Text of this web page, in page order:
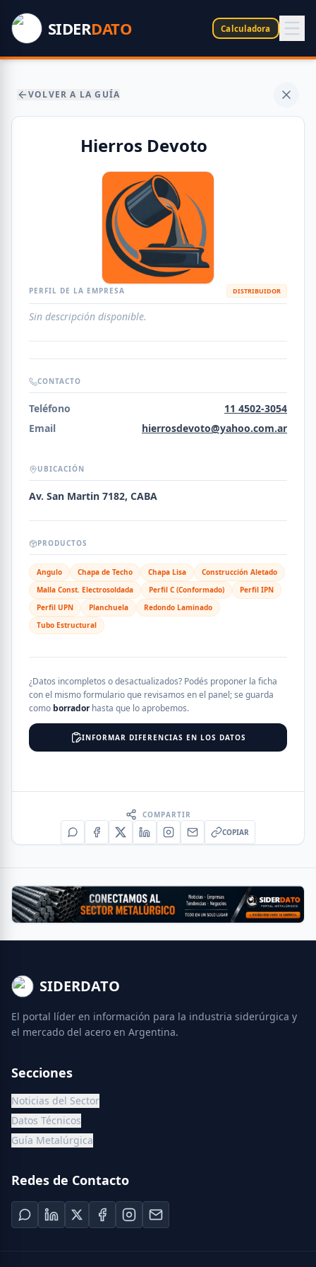
SIDERDATO Calculadora
VOLVER A LA GUÍA
Hierros Devoto
PERFIL DE LA EMPRESA DISTRIBUIDOR
Sin descripción disponible.
CONTACTO
Teléfono
11 4502-3054
Email
hierrosdevoto@yahoo.com.ar
UBICACIÓN
Av. San Martin 7182, CABA
PRODUCTOS
Angulo Chapa de Techo Chapa Lisa
Construcción Aletado
Malla Const. Electrosoldada
Perfil C (Conformado)
Perfil IPN
Perfil UPN
Planchuela
Redondo Laminado
Tubo Estructural
¿Datos incompletos o desactualizados? Podés proponer la ficha
con el mismo formulario que revisamos en el panel; se guarda
como borradorhasta que lo aprobemos.
INFORMAR DIFERENCIAS EN LOS DATOS
COMPARTIR
COPIAR
SIDERDATO
El portal líder en información para la industria siderúrgica y
el mercado del acero en Argentina.
Secciones
Noticias del Sector
Datos Técnicos
Guía Metalúrgica
Redes de Contacto